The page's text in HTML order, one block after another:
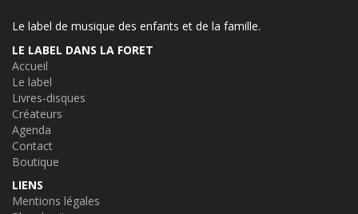
Le label de musique des enfants et de la famille.
LE LABEL DANS LA FORET
Accueil
Le label
Livres-disques
Créateurs
Agenda
Contact
Boutique
LIENS
Mentions légales